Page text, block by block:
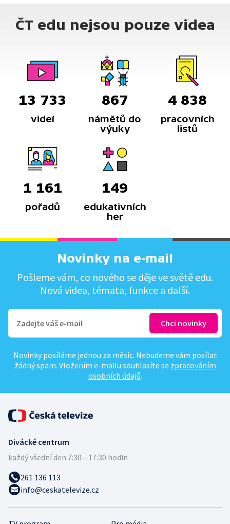
spisovatele.
ČT edu nejsou pouze videa
13 733
videí
867
námětů do
výuky
4 838
pracovních
listů
1 161
pořadů
149
edukativních
her
Novinky na e-mail
Pošleme vám, co nového se děje ve světě edu.
Nová videa, témata, funkce a další.
Novinky posíláme jednou za měsíc. Nebudeme vám posílat
žádný spam. Vložením e-mailu souhlasíte se zpracováním
osobních údajů.